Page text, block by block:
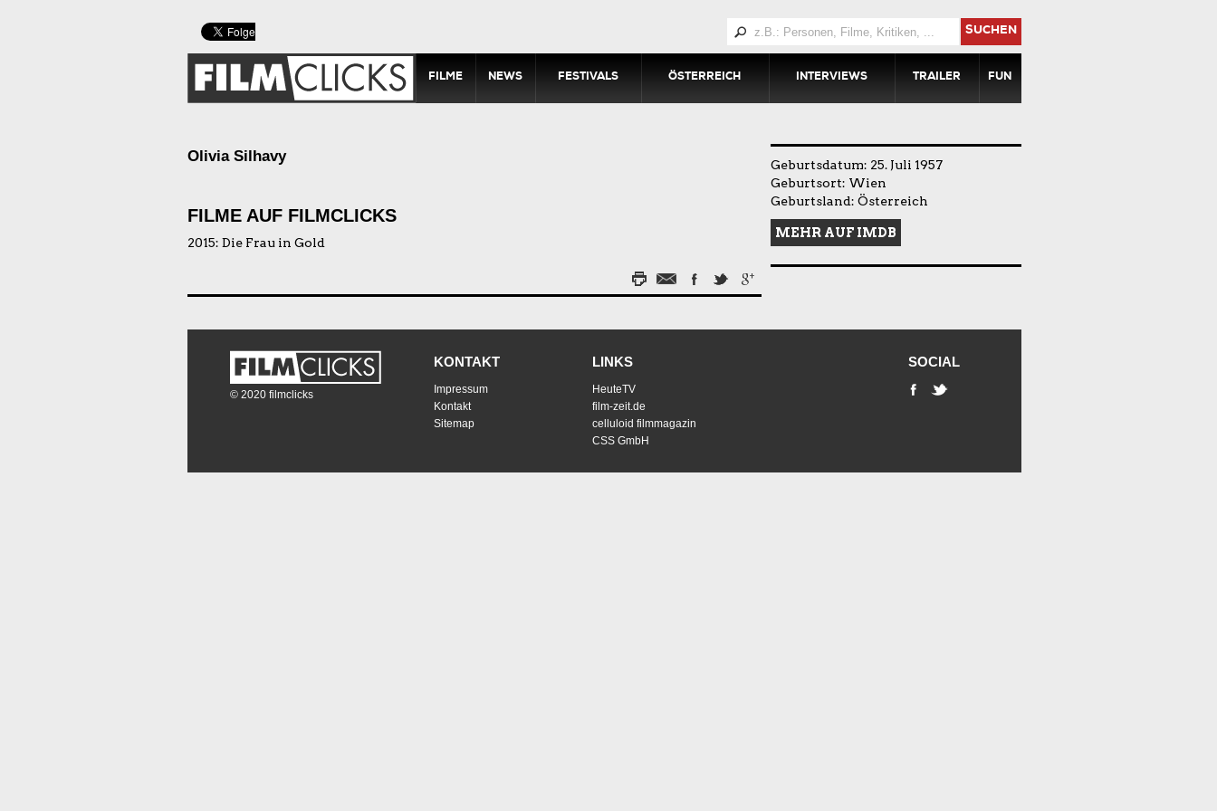
SUCHEN
FILME NEWS FESTIVALS ÖSTERREICH INTERVIEWS TRAILER FUN
Olivia Silhavy
FILME AUF FILMCLICKS
2015: Die Frau in Gold
Geburtsdatum: 25. Juli 1957
Geburtsort: Wien
Geburtsland: Österreich
MEHR AUF IMDB
© 2020 filmclicks
KONTAKT
Impressum
Kontakt
Sitemap
LINKS
HeuteTV
film-zeit.de
celluloid filmmagazin
CSS GmbH
SOCIAL